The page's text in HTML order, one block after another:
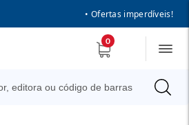
• Ofertas imperdíveis!
0